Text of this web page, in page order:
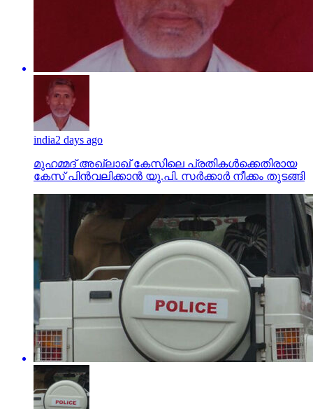
india2 days ago
മുഹമ്മദ് അഖ്‌ലാഖ് കേസിലെ പ്രതികള്‍ക്കെതിരായ
കേസ് പിന്‍വലിക്കാന്‍ യു.പി. സര്‍ക്കാര്‍ നീക്കം തുടങ്ങി